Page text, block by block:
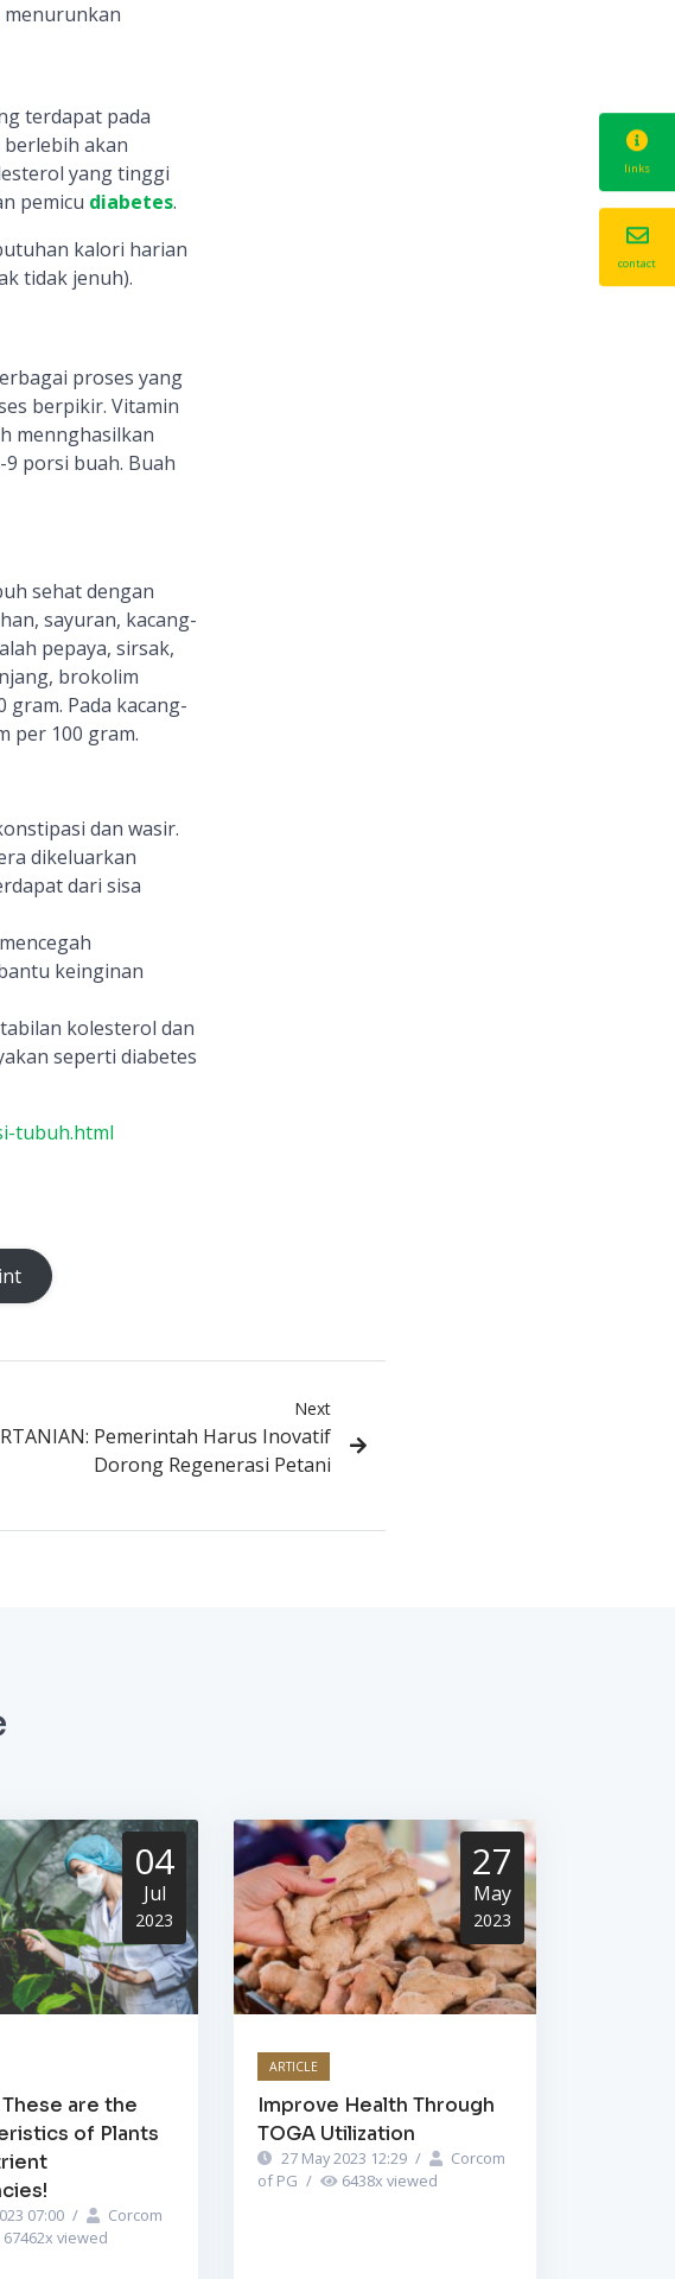
menurunkan
terdapat pada
akan
yang tinggi
pemicu diabetes.
kalori harian
tidak jenuh).
proses yang
berpikir. Vitamin
mennghasilkan
porsi buah. Buah
sehat dengan
sayuran, kacang-
pepaya, sirsak,
brokolim
Pada kacang-
per 100 gram.
dan wasir.
dikeluarkan
dari sisa
keinginan
kolesterol dan
seperti diabetes
tubuh.html
Next
Pemerintah Harus Inovatif
Dorong Regenerasi Petani
04
Jul
2023
are the
of Plants
07:00 /
Corcom
67462x viewed
27
May
2023
ARTICLE
Improve Health Through
TOGA Utilization
27 May 2023 12:29 /
Corcom
of PG / 6438x viewed
links
contact